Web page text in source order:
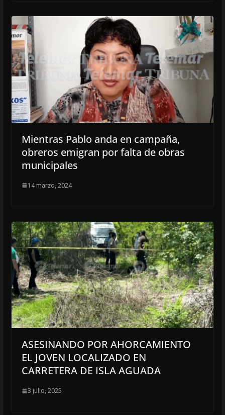
Mientras Pablo anda en campaña,
obreros emigran por falta de obras
municipales
14 marzo, 2024
ASESINANDO POR AHORCAMIENTO
EL JOVEN LOCALIZADO EN
CARRETERA DE ISLA AGUADA
3 julio, 2025